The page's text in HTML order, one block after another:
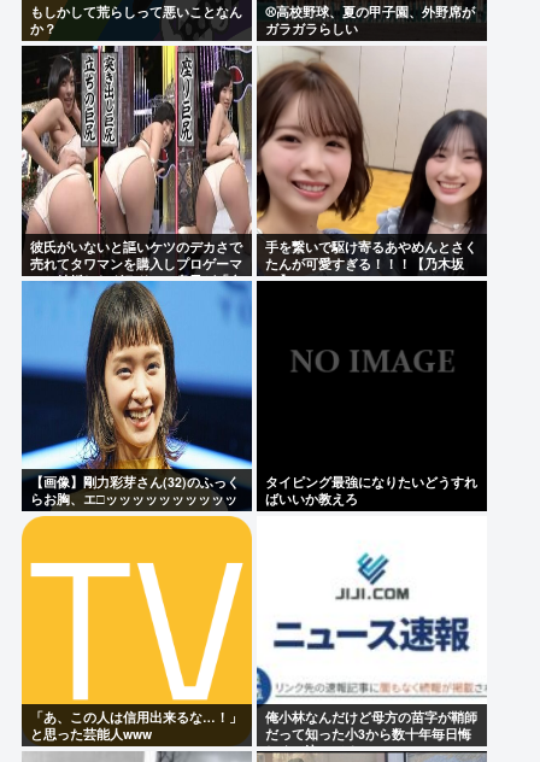
もしかして荒らしって悪いことなん
か？
⚾高校野球、夏の甲子園、外野席が
ガラガラらしい
彼氏がいないと謳いケツのデカさで
売れてタワマンを購入しプロゲーマ
ーと結婚したグラドル、息子が「自
閉スペクトラム症」と診断され泣く
手を繋いで駆け寄るあやめんとさく
たんが可愛すぎる！！！【乃木坂
46】
【画像】剛力彩芽さん(32)のふっく
らお胸、エ□ッッッッッッッッッッ
ッッッッッ！
タイピング最強になりたいどうすれ
ばいいか教えろ
「あ、この人は信用出来るな…！」
と思った芸能人www
俺小林なんだけど母方の苗字が鞘師
だって知った小3から数十年毎日悔
しくて泣いてる